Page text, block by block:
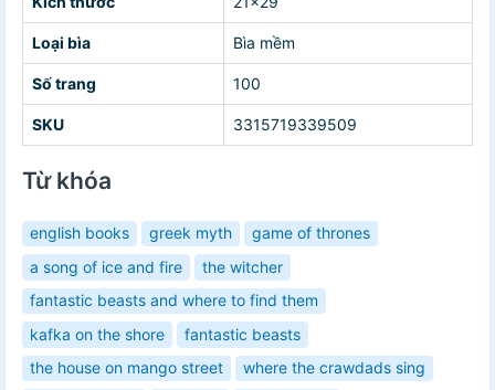
Loại bìa Bìa mềm
Số trang 100
SKU 3315719339509
Từ khóa
english books greek myth
game of thrones
a song of ice and fire
the witcher
fantastic beasts and where to find them
kafka on the shore
fantastic beasts
the house on mango street
where the crawdads sing